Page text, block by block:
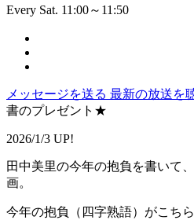
Every Sat. 11:00～11:50
メッセージを送る 最新の放送を
書のプレゼント★
2026/1/3 UP!
田中美里の今年の抱負を書いて
画。
今年の抱負（四字熟語）がこちら